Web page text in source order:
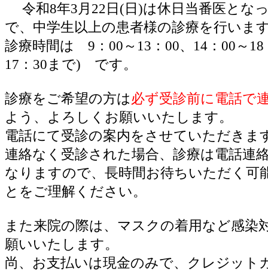
令和8年3月22日(日)は休日当番医とな
で、中学生以上の患者様の診療を行いま
診療時間は 9：00～13：00、14：00～
17：30まで) です。
診療をご希望の方は必ず受診前に電話で
よう、よろしくお願いいたします。
電話にて受診の案内をさせていただきま
連絡なく受診された場合、診療は電話連
なりますので、長時間お待ちいただく可
とをご理解ください。
また来院の際は、マスクの着用など感染
願いいたします。
尚、お支払いは現金のみで、クレジット